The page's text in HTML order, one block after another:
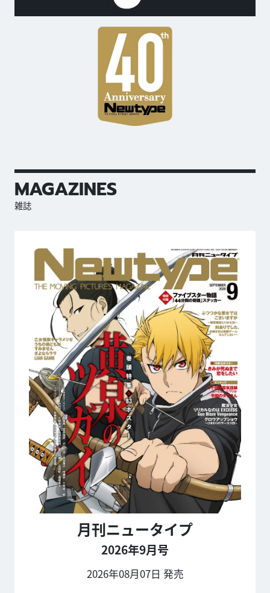
MAGAZINES
雑誌
月刊ニュータイプ
2026年9月号
2026年08月07日 発売